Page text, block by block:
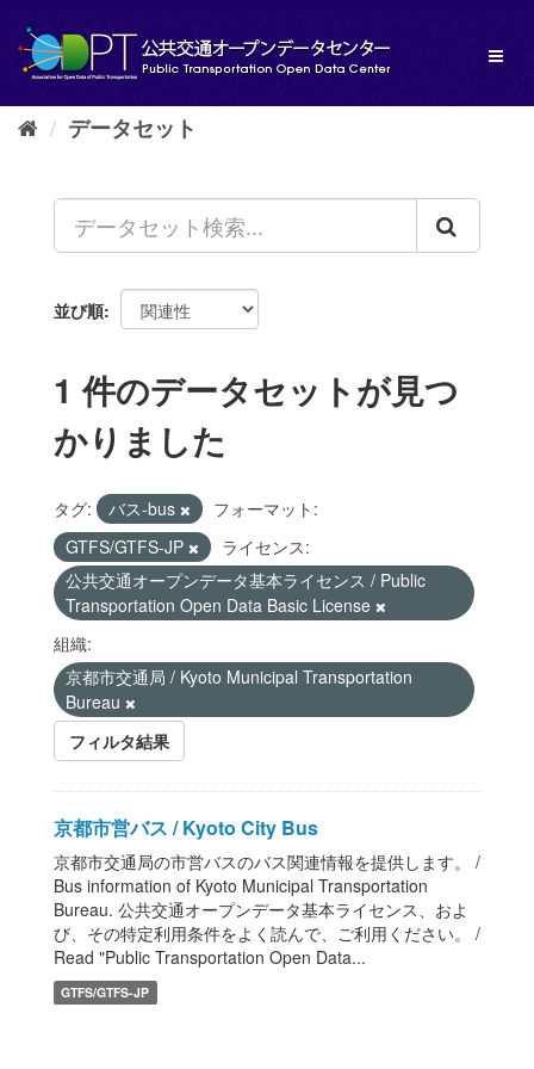
し
データセット
並び順
1 件のデータセットが見つ
かりました
タグ: バス-bus
フォーマット:
GTFS/GTFS-JP
ライセンス:
公共交通オープンデータ基本ライセンス / Public
Transportation Open Data Basic License
組織:
京都市交通局 / Kyoto Municipal Transportation
Bureau
フィルタ結果
京都市営バス / Kyoto City Bus
京都市交通局の市営バスのバス関連情報を提供します。 /
Bus information of Kyoto Municipal Transportation
Bureau. 公共交通オープンデータ基本ライセンス、およ
び、その特定利用条件をよく読んで、ご利用ください。 /
Read "Public Transportation Open Data...
GTFS/GTFS-JP